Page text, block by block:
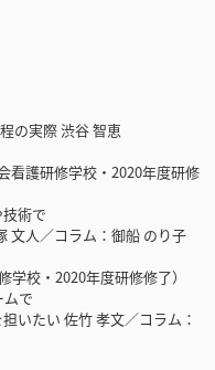
の実際 渋谷 智恵
看護研修学校・2020年度研修
術で
文人／コラム：御船 のり子
校・2020年度研修修了）
で
いたい 佐竹 孝文／コラム：